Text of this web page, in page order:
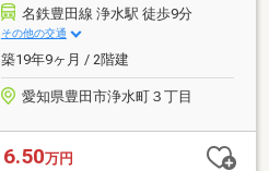
名鉄豊田線 浄水駅 徒歩9分
その他の交通
築19年9ヶ月 / 2階建
愛知県豊田市浄水町３丁目
6.50万円